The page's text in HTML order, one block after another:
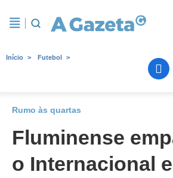
Início Futebol
Rumo às quartas
Fluminense
o Internacional